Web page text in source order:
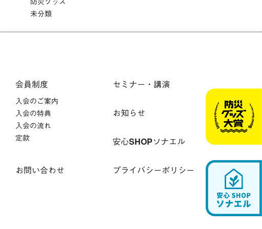
未分類
会員制度
入会のご案内
入会の特典
入会の流れ
定款
セミナー・講演
お知らせ
安心SHOPソナエル
お問い合わせ プライバシーポリシー